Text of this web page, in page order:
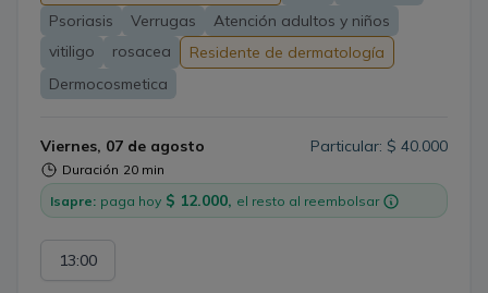
Psoriasis
Verrugas
Atención adultos y niños
vitiligo
rosacea
Residente de dermatología
Dermocosmetica
Viernes, 07 de agosto
Duración 20 min
Particular: $ 40.000
Isapre: paga hoy $ 12.000, el resto al reembolsar
13:00